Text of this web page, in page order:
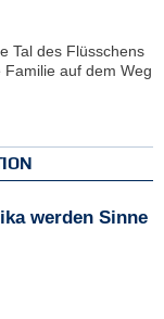
Tal des Flüsschens
auf dem Weg
werden Sinne